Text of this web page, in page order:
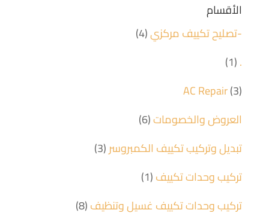
الأقسام
-تصليح تكييف مركزي(4)
.
(1)
AC Repair(3)
العروض والخصومات(6)
تبديل وتركيب تكييف الكمبروسر(3)
تركيب وحدات تكييف(1)
تركيب وحدات تكييف غسيل وتنظيف(8)